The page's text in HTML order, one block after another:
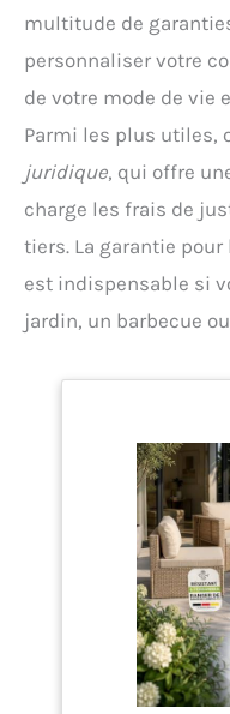
multitude de
personnaliser votre
de votre mode de vie
Parmi les plus utiles,
juridique, qui offre
charge les frais de
tiers. La garantie
est indispensable si
jardin, un barbecue